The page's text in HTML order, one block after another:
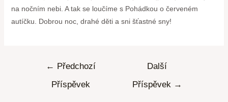
na nočním nebi. A tak se loučíme s Pohádkou o červeném
autíčku. ​Dobrou noc, drahé děti ⁢a sni šťastné sny!
← Předchozí
Příspěvek
Další
Příspěvek →